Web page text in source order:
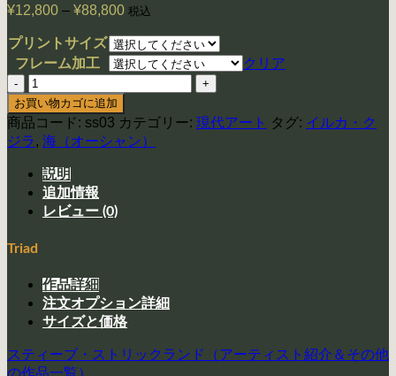
¥12,800 – ¥88,800価
帯:
¥12,800
¥88,800
税込
プリントサイズ
フレーム加工
クリア
Triad（SS03)
個
お買い物カゴに追加
商品コード: ss03 カテゴリー: 現代アート タグ: イルカ・ク
ジラ, 海（オーシャン）
説明
追加情報
レビュー (0)
Triad
作品詳細
注文オプション詳細
サイズと価格
スティーブ・ストリックランド（アーティスト紹介＆その他
の作品一覧）